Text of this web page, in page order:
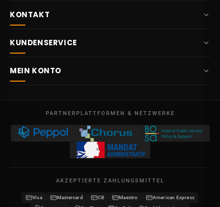
KONTAKT
4710 Lontzen
Mo – Fr
09:00 – 17:00
USt-IdNr. BE 0641.740.320 - Lüttich
KUNDENSERVICE
Lieferung
AGB
Rechtliche Hinweise
Datenschutz
MEIN KONTO
Meine Gutschriften
Meine Gutscheine
Wiederverkäufer werden
PARTNERPLATTFORMEN & NETZWERKE
AKZEPTIERTE ZAHLUNGSMITTEL
Visa Mastercard CB Maestro
American Express